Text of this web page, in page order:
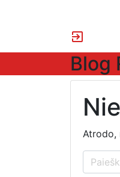
exit_to_app
Blog
Atrodo,